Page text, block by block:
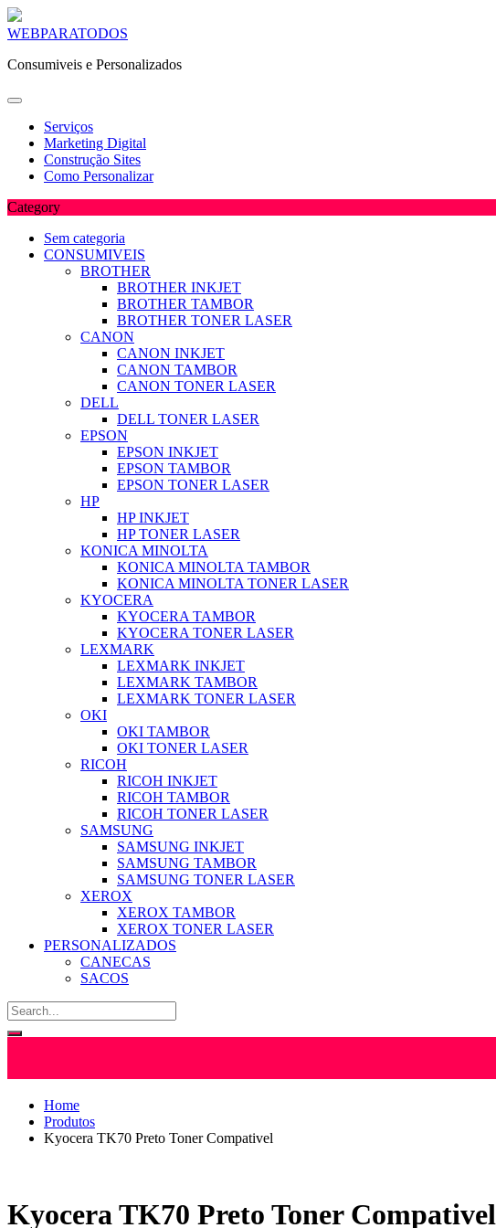
Skip
content
WEBPARATODOS
Consumiveis e Personalizados
Serviços
Marketing Digital
Construção Sites
Como Personalizar
Category
Sem categoria
CONSUMIVEIS
BROTHER
BROTHER INKJET
BROTHER TAMBOR
BROTHER TONER LASER
CANON
CANON INKJET
CANON TAMBOR
CANON TONER LASER
DELL
DELL TONER LASER
EPSON
EPSON INKJET
EPSON TAMBOR
EPSON TONER LASER
HP
HP INKJET
HP TONER LASER
KONICA MINOLTA
KONICA MINOLTA TAMBOR
KONICA MINOLTA TONER LASER
KYOCERA
KYOCERA TAMBOR
KYOCERA TONER LASER
LEXMARK
LEXMARK INKJET
LEXMARK TAMBOR
LEXMARK TONER LASER
OKI
OKI TAMBOR
OKI TONER LASER
RICOH
RICOH INKJET
RICOH TAMBOR
RICOH TONER LASER
SAMSUNG
SAMSUNG INKJET
SAMSUNG TAMBOR
SAMSUNG TONER LASER
XEROX
XEROX TAMBOR
XEROX TONER LASER
PERSONALIZADOS
CANECAS
SACOS
Home
Produtos
Kyocera TK70 Preto Toner Compativel
Kyocera TK70 Preto Toner Compativel